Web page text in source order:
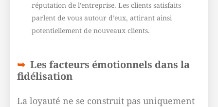
réputation de l’entreprise. Les clients satisfaits
parlent de vous autour d’eux, attirant ainsi
potentiellement de nouveaux clients.
Les facteurs émotionnels dans la
fidélisation
La loyauté ne se construit pas uniquement